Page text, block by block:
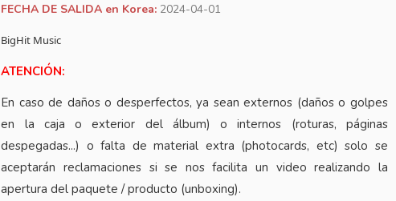
FECHA DE SALIDA en Korea: 2024-04-01
BigHit Music
ATENCIÓN:
En caso de daños o desperfectos, ya sean externos (daños o golpes
en la caja o exterior del álbum) o internos (roturas, páginas
despegadas...) o falta de material extra (photocards, etc) solo se
aceptarán reclamaciones si se nos facilita un video realizando la
apertura del paquete / producto (unboxing).